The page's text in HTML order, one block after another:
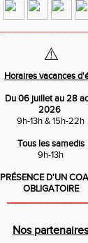
⚠️
Horaires vacances
Du 06 juillet au 28
2026
9h-13h & 15h-22h
Tous les samedis
9h-13h
PRÉSENCE D'UN
OBLIGATOIRE
Nos partenaires